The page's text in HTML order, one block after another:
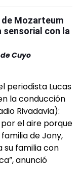
de Mozarteum
sensorial con la
Cuyo
periodista Lucas
la conducción
Rivadavia):
el aire porque
de Jony,
su familia con
anunció